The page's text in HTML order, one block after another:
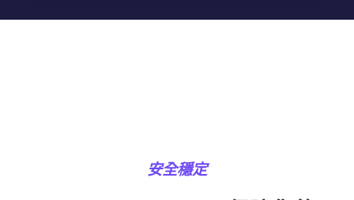
安全穩定